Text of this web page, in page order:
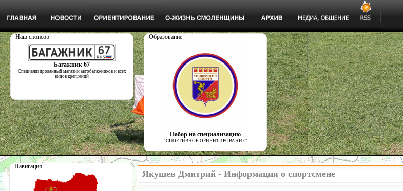
Наш спонсор
Багажник 67
Специализированный магазин автобагажников и всех
видов креплений
Образование
Набор на специализацию
"СПОРТИВНОЕ ОРИЕНТИРОВАНИЕ"
Навигация
Якушев Дмитрий - Информация о спортсмене